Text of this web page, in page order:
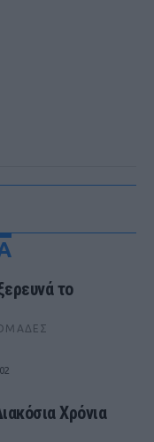
το
Χρόνια